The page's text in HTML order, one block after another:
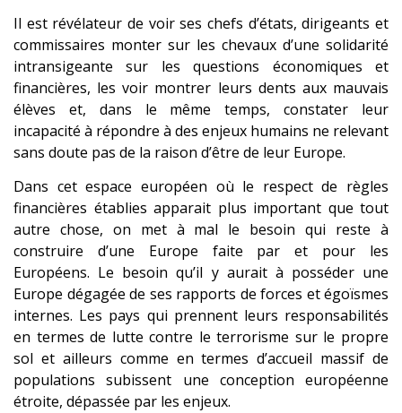
Il est révélateur de voir ses chefs d’états, dirigeants et
commissaires monter sur les chevaux d’une solidarité
intransigeante sur les questions économiques et
financières, les voir montrer leurs dents aux mauvais
élèves et, dans le même temps, constater leur
incapacité à répondre à des enjeux humains ne relevant
sans doute pas de la raison d’être de leur Europe.
Dans cet espace européen où le respect de règles
financières établies apparait plus important que tout
autre chose, on met à mal le besoin qui reste à
construire d’une Europe faite par et pour les
Européens. Le besoin qu’il y aurait à posséder une
Europe dégagée de ses rapports de forces et égoïsmes
internes. Les pays qui prennent leurs responsabilités
en termes de lutte contre le terrorisme sur le propre
sol et ailleurs comme en termes d’accueil massif de
populations subissent une conception européenne
étroite, dépassée par les enjeux.